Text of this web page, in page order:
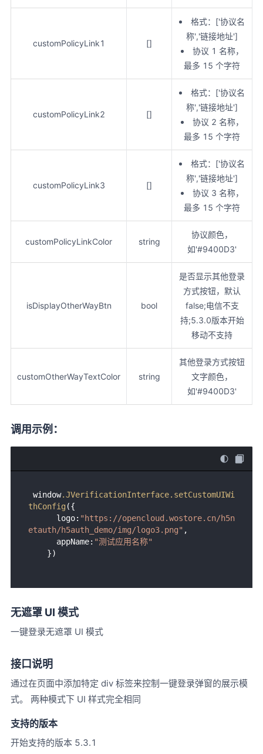
customPolicyLink1 []
格式：['协议名
称','链接地址']
协议 1 名称，
最多 15 个字符
customPolicyLink2 []
格式：['协议名
称','链接地址']
协议 2 名称，
最多 15 个字符
customPolicyLink3 []
格式：['协议名
称','链接地址']
协议 3 名称，
最多 15 个字符
customPolicyLinkColor string
协议颜色，
如'#9400D3'
isDisplayOtherWayBtn bool
是否显示其他登录
方式按钮，默认
false;电信不支
持;5.3.0版本开始
移动不支持
customOtherWayTextColor string
其他登录方式按钮
文字颜色，
如'#9400D3'
调用示例：
window.JVerificationInterface.setCustomUIWi
thConfig ({
      logo:
"https://opencloud.wostore.cn/h5n
etauth/h5auth_demo/img/logo3.png" ,
      appName:
"测试应用名称"
无遮罩 UI 模式
一键登录无遮罩 UI 模式
接口说明
通过在页面中添加特定 div 标签来控制一键登录弹窗的展示模
式。 两种模式下 UI 样式完全相同
支持的版本
开始支持的版本 5.3.1